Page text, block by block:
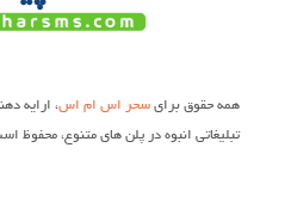
همه حقوق برایسحر اس ام اس
تبلیغاتی انبوه در پلن های متنوع، محفوظ است.